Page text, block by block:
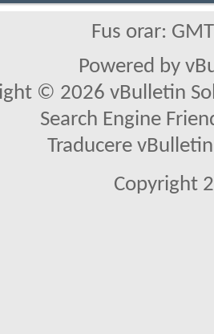
Fus orar:
Powered by
© 2026 vBulletin
Search Engine
Traducere
Copyright